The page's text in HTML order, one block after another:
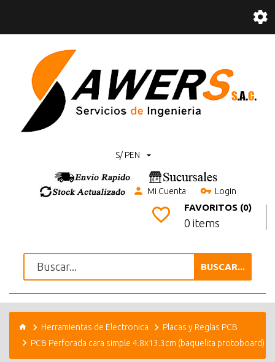
S/ PEN
Mi Cuenta Login
FAVORITOS (0)
0 items
BUSCAR...
Herramientas de Electronica
Placas y Reglas PCB
PCB Perforada cara simple 4.8x13.3cm (baquelita protoboard)